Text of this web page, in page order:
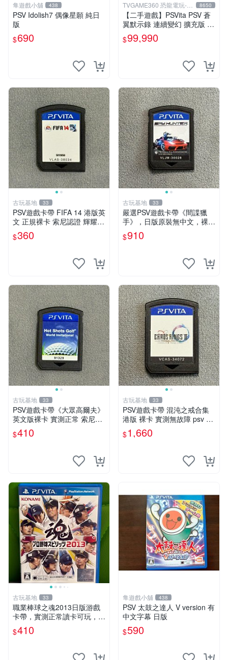
隼遊戲小舖 438
PSV Idolish7 偶像星願 純日
版
$690
TVGAME360 恐龍電玩-台
中店
8650
【二手遊戲】PSVita PSV 蒼
翼默示錄 連續變幻 擴充版 亞
洲日文版【台中恐龍電玩】
$99,990
古玩基地 33
PSV遊戲卡帶 FIFA 14 港版英
文 正規裸卡 索尼認證 輝耀推
薦 只限原機運行 多購享折 上
百張可惠 FIFA 14 PSV 港文
$360
古玩基地 33
嚴選PSV遊戲卡帶《間諜獵
手》，日版原裝無中文，裸卡
狀態保真，金手指微瑕，實測
完美兼容。限量收藏推薦！ p
$910
古玩基地 33
PSV遊戲卡帶《大眾高爾夫》
英文版裸卡 實測正常 索尼PS
V獨家適用 大眾高爾夫 PSV
卡帶 游戲機專用
$410
古玩基地 33
PSV遊戲卡帶 混沌之戒合集
港版 裸卡 實測無故障 psv 測
試正常 港版合集
$1,660
古玩基地 33
職業棒球之魂2013日版游戲
卡帶，實測正常讀卡可玩，少
量包裝壓痕，適合收藏家嚴選
職業棒球 2013 日版 游戲卡
$410
隼遊戲小舖 438
PSV 太鼓之達人 V version 有
中文字幕 日版
$590